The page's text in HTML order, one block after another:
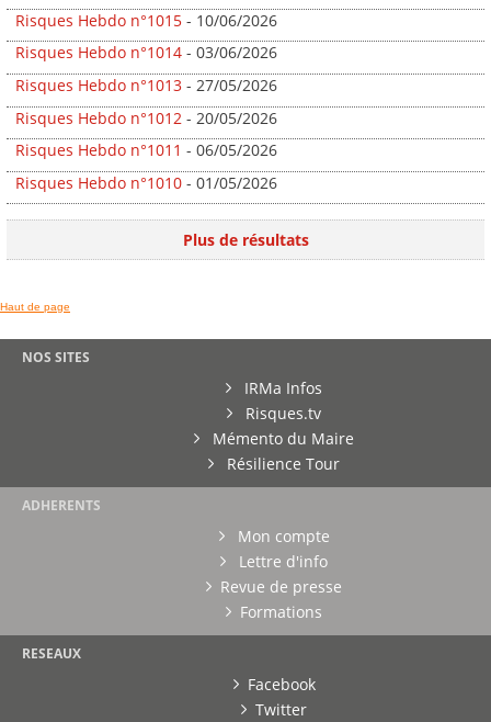
Risques Hebdo n°1015 - 10/06/2026
Risques Hebdo n°1014 - 03/06/2026
Risques Hebdo n°1013 - 27/05/2026
Risques Hebdo n°1012 - 20/05/2026
Risques Hebdo n°1011 - 06/05/2026
Risques Hebdo n°1010 - 01/05/2026
Plus de résultats
Haut de page
NOS SITES
IRMa Infos
Risques.tv
Mémento du Maire
Résilience Tour
ADHERENTS
Mon compte
Lettre d'info
Revue de presse
Formations
RESEAUX
Facebook
Twitter